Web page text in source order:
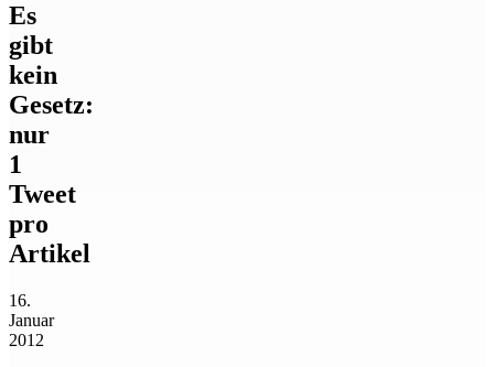
Es
gibt
kein
Gesetz:
nur
1
Tweet
pro
Artikel
16.
Januar
2012